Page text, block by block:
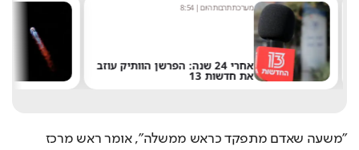
מערכת תרבות היום|
8:54
אחרי 24 שנה: הפרשן הוותיק עוזב
את חדשות 13
"משעה שאדם מתפקד כראש ממשלה", אומר ראש מרכז